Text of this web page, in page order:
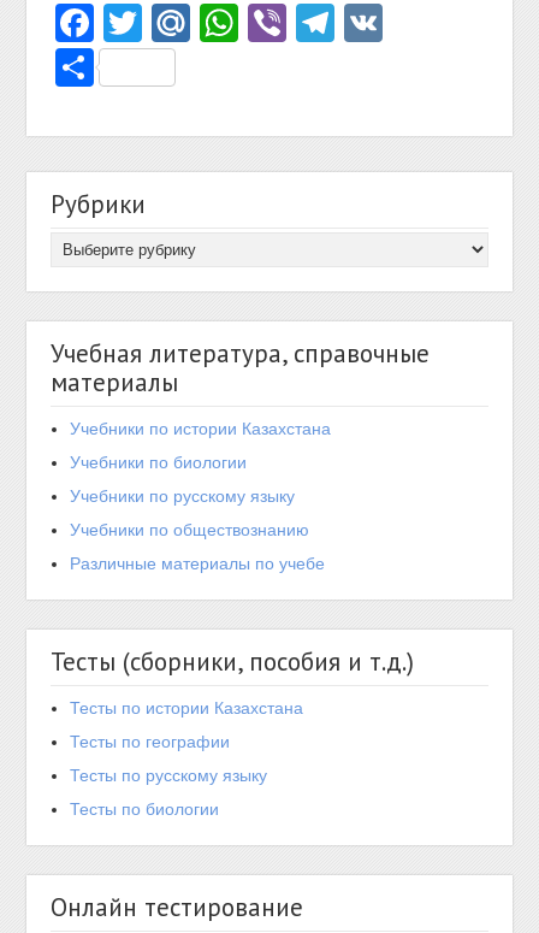
Facebook
TwitterMail.Ru
WhatsApp
ViberTelegram
Отправить
Рубрики
Учебная литература, справочные
материалы
Учебники по истории Казахстана
Учебники по биологии
Учебники по русскому языку
Учебники по обществознанию
Различные материалы по учебе
Тесты (сборники, пособия и т.д.)
Тесты по истории Казахстана
Тесты по географии
Тесты по русскому языку
Тесты по биологии
Онлайн тестирование